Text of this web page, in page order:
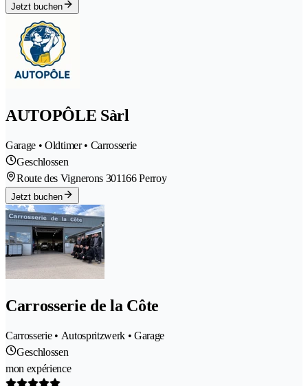
Jetzt buchen
AUTOPÔLE Sàrl
Garage • Oldtimer • Carrosserie
Geschlossen
Route des Vignerons 301166 Perroy
Jetzt buchen
Carrosserie de la Côte
Carrosserie • Autospritzwerk • Garage
Geschlossen
mon expérience